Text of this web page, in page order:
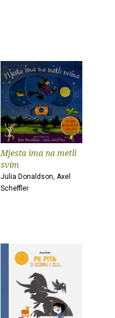
Mjesta ima na metli
svim
Julia Donaldson, Axel
Scheffler